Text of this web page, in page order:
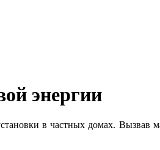
энергии
в частных домах. Вызвав